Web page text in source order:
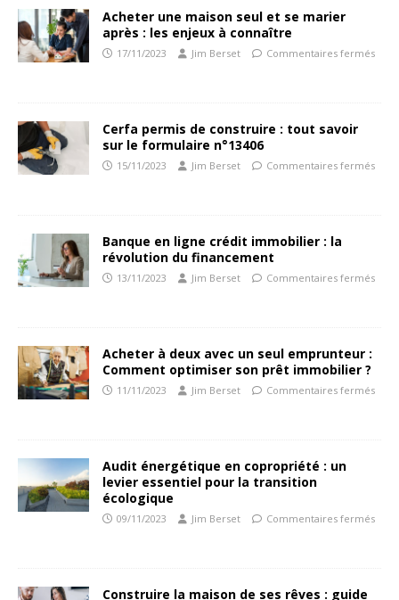
Acheter une maison seul et se marier
après : les enjeux à connaître
17/11/2023 Jim Berset Commentaires fermés
Cerfa permis de construire : tout savoir
sur le formulaire n°13406
15/11/2023 Jim Berset Commentaires fermés
Banque en ligne crédit immobilier : la
révolution du financement
13/11/2023 Jim Berset Commentaires fermés
Acheter à deux avec un seul emprunteur :
Comment optimiser son prêt immobilier ?
11/11/2023 Jim Berset Commentaires fermés
Audit énergétique en copropriété : un
levier essentiel pour la transition
écologique
09/11/2023 Jim Berset Commentaires fermés
Construire la maison de ses rêves : guide